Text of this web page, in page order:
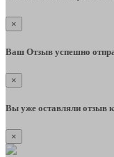
×
Ваш Отзыв успешно
×
Вы уже оставляли отзыв к
×